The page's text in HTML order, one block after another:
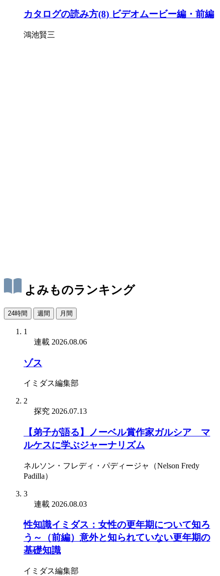
カタログの読み方(8) ビデオムービー編・前編
鴻池賢三
よみものランキング
24時間 週間 月間
1
連載 2026.08.06
ゾス
イミダス編集部
2
探究 2026.07.13
【弟子が語る】ノーベル賞作家ガルシア゠マ
ルケスに学ぶジャーナリズム
ネルソン・フレディ・パディージャ（Nelson Fredy
Padilla）
3
連載 2026.08.03
性知識イミダス：女性の更年期について知ろ
う～（前編）意外と知られていない更年期の
基礎知識
イミダス編集部